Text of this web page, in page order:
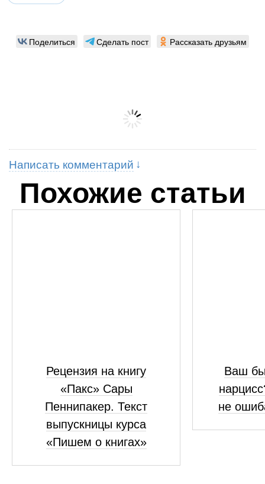
Поделиться Сделать пост Рассказать друзьям
Написать комментарий
Похожие статьи
Рецензия на книгу
«Пакс» Сары
Пеннипакер. Текст
выпускницы курса
«Пишем о книгах»
Ваш
не